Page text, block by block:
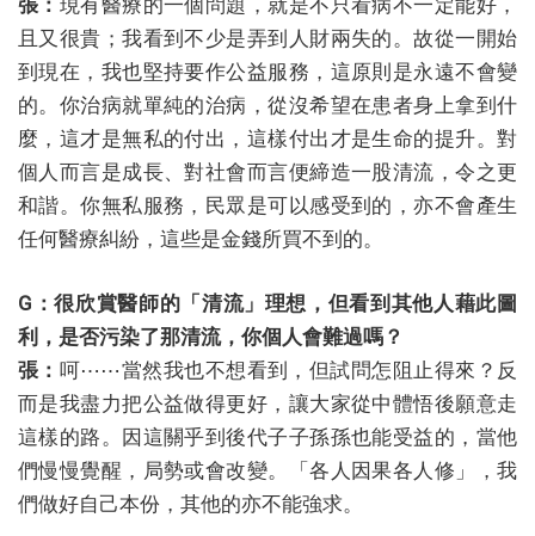
張： 現有醫療的一個問題，就是不只看病不一定能好，
且又很貴；我看到不少是弄到人財兩失的。故從一開始
到現在，我也堅持要作公益服務，這原則是永遠不會變
的。你治病就單純的治病，從沒希望在患者身上拿到什
麼，這才是無私的付出，這樣付出才是生命的提升。對
個人而言是成長、對社會而言便締造一股清流，令之更
和諧。你無私服務，民眾是可以感受到的，亦不會產生
任何醫療糾紛，這些是金錢所買不到的。
G：很欣賞醫師的「清流」理想，但看到其他人藉此圖
利，是否污染了那清流，你個人會難過嗎？
張： 呵⋯⋯當然我也不想看到，但試問怎阻止得來？反
而是我盡力把公益做得更好，讓大家從中體悟後願意走
這樣的路。因這關乎到後代子子孫孫也能受益的，當他
們慢慢覺醒，局勢或會改變。「各人因果各人修」，我
們做好自己本份，其他的亦不能強求。